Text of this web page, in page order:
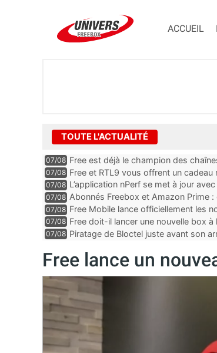
ACCUEIL
TOUTE L'ACTUALITÉ
07/08 Free est déjà le champion des
encore au moin...
07/08 Free et RTL9 vous offrent un
l’obtenir
07/08 L’application nPerf se met à jour
Mobile, Orange, SFR ...
07/08 Abonnés Freebox et Amazon Prime
07/08 Free Mobile lance officiellement les
des promos et des cadeaux
07/08 Free doit-il lancer une nouvelle box
07/08 Piratage de Bloctel juste avant son
Free lance un